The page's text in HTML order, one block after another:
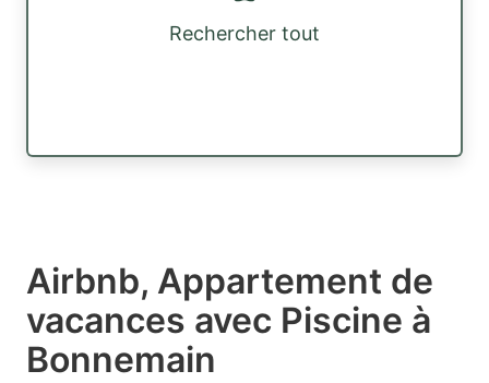
Rechercher tout
Airbnb, Appartement de
vacances avec Piscine à
Bonnemain